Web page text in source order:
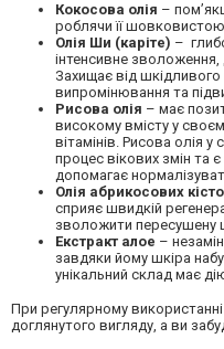
Кокосова олія –
роблячи її
Олія Ши (каріте) –
інтенсивне
Захищає від
випромінювання та
Рисова олія – має
високому вмісту у
вітамінів. Рисова олія
процес вікових змін та
допомагає
Олія абрикосових
сприяє швидкій
зволожити пересушену
Екстракт алое –
завдяки йому шкіра
унікальний склад має
При регулярному
доглянутого вигляду, а ви